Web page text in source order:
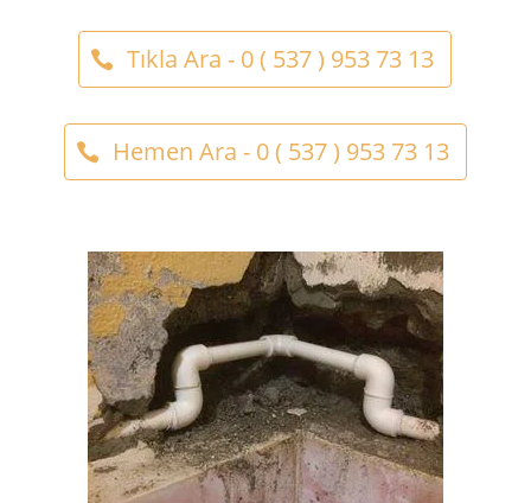
Tıkla Ara - 0 ( 537 ) 953 73 13
Hemen Ara - 0 ( 537 ) 953 73 13